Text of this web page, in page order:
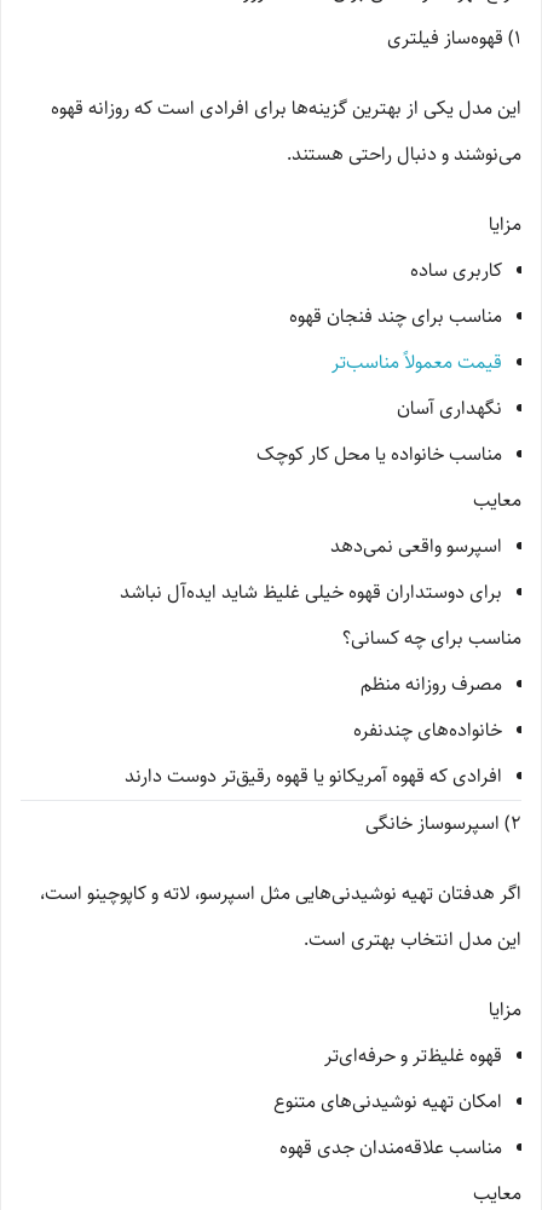
1) قهوه‌ساز فیلتری
این مدل یکی از بهترین گزینه‌ها برای افرادی است که روزانه قهوه
می‌نوشند و دنبال راحتی هستند.
مزایا
کاربری ساده
مناسب برای چند فنجان قهوه
قیمت معمولاً مناسب‌تر
نگهداری آسان
مناسب خانواده یا محل کار کوچک
معایب
اسپرسو واقعی نمی‌دهد
برای دوستداران قهوه خیلی غلیظ شاید ایده‌آل نباشد
مناسب برای چه کسانی؟
مصرف روزانه منظم
خانواده‌های چندنفره
افرادی که قهوه آمریکانو یا قهوه رقیق‌تر دوست دارند
2) اسپرسوساز خانگی
اگر هدفتان تهیه نوشیدنی‌هایی مثل اسپرسو، لاته و کاپوچینو است،
این مدل انتخاب بهتری است.
مزایا
قهوه غلیظ‌تر و حرفه‌ای‌تر
امکان تهیه نوشیدنی‌های متنوع
مناسب علاقه‌مندان جدی قهوه
معایب